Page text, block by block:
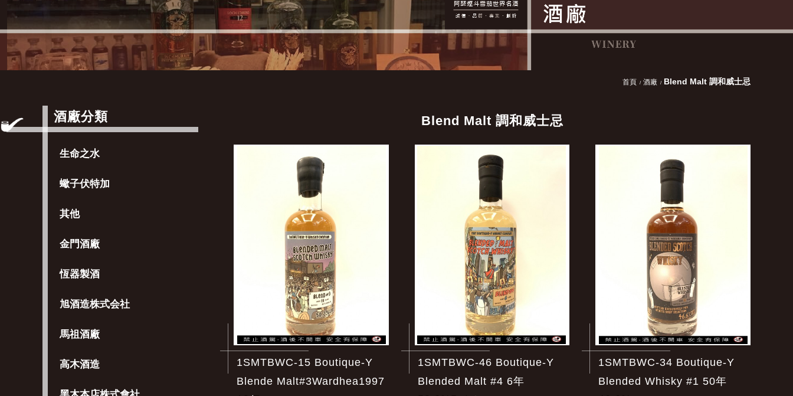
首頁 酒廠 Blend Malt 調和威士忌
酒廠分類
生命之水
蠍子伏特加
其他
金門酒廠
恆器製酒
旭酒造株式会社
馬祖酒廠
高木酒造
Blend Malt 調和威士忌
1SMTBWC-15 Boutique-Y
Blende Malt#3Wardhea1997
1SMTBWC-46 Boutique-Y
Blended Malt #4 6年
1SMTBWC-34 Boutique-Y
Blended Whisky #1 50年